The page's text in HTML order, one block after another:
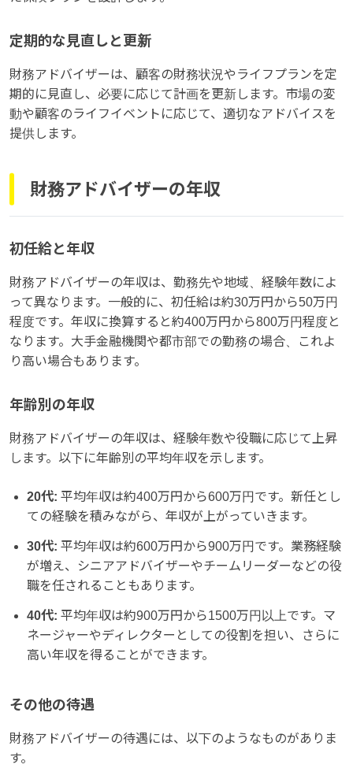
定期的な見直しと更新
財務アドバイザーは、顧客の財務状況やライフプランを定
期的に見直し、必要に応じて計画を更新します。市場の変
動や顧客のライフイベントに応じて、適切なアドバイスを
提供します。
財務アドバイザーの年収
初任給と年収
財務アドバイザーの年収は、勤務先や地域、経験年数によ
って異なります。一般的に、初任給は約30万円から50万円
程度です。年収に換算すると約400万円から800万円程度と
なります。大手金融機関や都市部での勤務の場合、これよ
り高い場合もあります。
年齢別の年収
財務アドバイザーの年収は、経験年数や役職に応じて上昇
します。以下に年齢別の平均年収を示します。
20代: 平均年収は約400万円から600万円です。新任とし
ての経験を積みながら、年収が上がっていきます。
30代: 平均年収は約600万円から900万円です。業務経験
が増え、シニアアドバイザーやチームリーダーなどの役
職を任されることもあります。
40代: 平均年収は約900万円から1500万円以上です。マ
ネージャーやディレクターとしての役割を担い、さらに
高い年収を得ることができます。
その他の待遇
財務アドバイザーの待遇には、以下のようなものがありま
す。